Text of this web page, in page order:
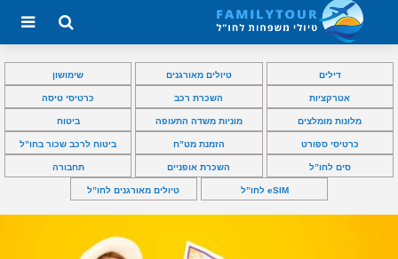
דילים טיולים מאורגנים שימושון
אטרקציות השכרת רכב כרטיסי טיסה
מלונות מומלצים מוניות משדה התעופה ביטוח
כרטיסי ספורט הזמנת מט”ח ביטוח לרכב שכור בחו”ל
סים לחו”ל השכרת אופניים תחבורה
eSIM לחו”ל טיולים מאורגנים לחו”ל